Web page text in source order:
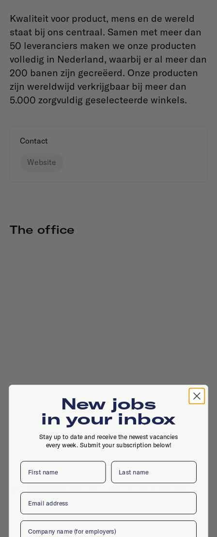
Kwaliteit voor product, mens en de wereld
staat bij ons centraal. Samen met meer dan
50 leveranciers maken we onze producten
volledig in Nederland, waarbij er al meer dan
200 banen zijn gecreëerd. Onze producten
zijn wereldwijd verkrijgbaar bij meer dan
5.000 zorgvuldig geselecteerde winkels.
Contact
Website
The office
Saturnusstraat 60 - Unit 14, 2516 AH, Den
Haag
New jobs
in your inbox
Stay up to date and receive the newest vacancies
every week. Submit your subscription below!
First name Last name
Email
Company